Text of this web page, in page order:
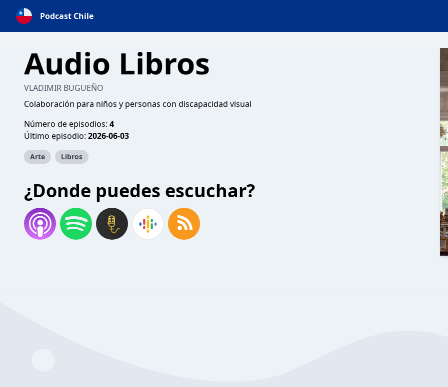
Podcast Chile
Audio Libros
VLADIMIR BUGUEÑO
Colaboración para niños y personas con discapacidad visual
Número de episodios: 4
Último episodio: 2026-06-03
Arte Libros
¿Donde puedes escuchar?